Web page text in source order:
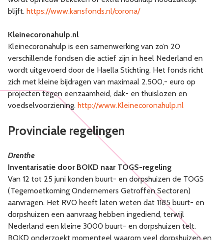
blijft. https://www.kansfonds.nl/corona/
Kleinecoronahulp.nl
Kleinecoronahulp is een samenwerking van zo’n 20
verschillende fondsen die actief zijn in heel Nederland en
wordt uitgevoerd door de Haella Stichting. Het fonds richt
zich met kleine bijdragen van maximaal 2.500,- euro op
projecten tegen eenzaamheid, dak- en thuislozen en
voedselvoorziening. http://www.Kleinecoronahulp.nl
Provinciale regelingen
Drenthe
Inventarisatie door BOKD naar TOGS-regeling
Van 12 tot 25 juni konden buurt- en dorpshuizen de TOGS
(Tegemoetkoming Ondernemers Getroffen Sectoren)
aanvragen. Het RVO heeft laten weten dat 1185 buurt- en
dorpshuizen een aanvraag hebben ingediend, terwijl
Nederland een kleine 3000 buurt- en dorpshuizen telt.
BOKD onderzoekt momenteel waarom veel dorpshuizen en